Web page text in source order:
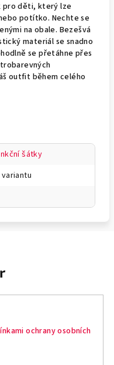
pro děti, který lze
potítko. Nechte se
na obale. Bezešvá
materiál se snadno
se přetáhne přes
outfit během celého
šátky
ochrany osobních